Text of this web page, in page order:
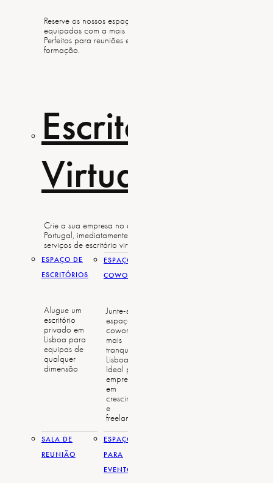
Reserve os nossos espaços confortáveis
equipados com a mais recente tecnologia.
Perfeitos para reuniões e sessões de
formação.
Escritório
Virtual
Crie a sua empresa no centro de Lisboa,
Portugal, imediatamente com os nossos
serviços de escritório virtual.
ESPAÇO DE
ESCRITÓRIOS
Alugue um
escritório
privado em
Lisboa para
equipas de
qualquer
dimensão
ESPAÇO DE
COWORKING
Junte-se ao
espaço de
coworking
mais
tranquilo de
Lisboa.
Ideal para
empresas
em
crescimento
e
freelancers.
SALA DE
REUNIÃO
ESPAÇOS
PARA
EVENTOS